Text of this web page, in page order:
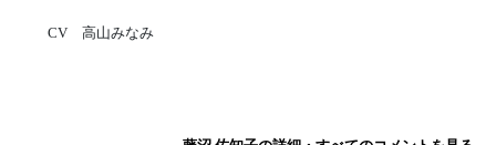
CV 高山みなみ